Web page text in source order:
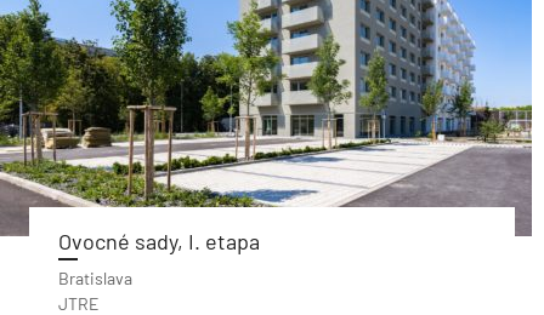
Ovocné sady, I. etapa
Bratislava
JTRE